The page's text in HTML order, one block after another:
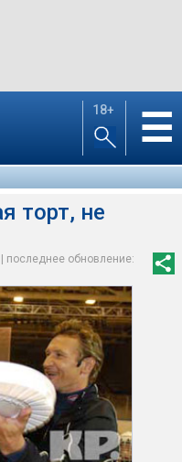
18+ ☰
торт, не
последнее обновление: